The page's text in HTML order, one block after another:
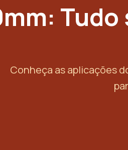
Conheça as aplicações